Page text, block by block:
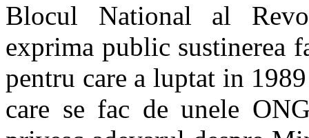
Blocul National al
exprima public sustinerea
pentru care a luptat in
care se fac de unele